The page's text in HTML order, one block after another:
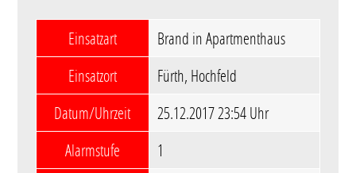
Einsatzart
Brand in Apartmenthaus
Einsatzort
Fürth, Hochfeld
Datum/Uhrzeit
25.12.2017 23:54 Uhr
Alarmstufe
1